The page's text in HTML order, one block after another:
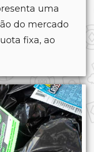
uma
do mercado
fixa, ao